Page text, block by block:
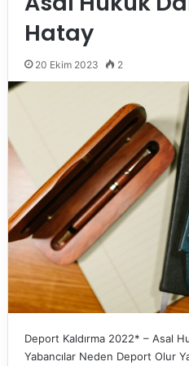
Hatay
20 Ekim 2023 2
Deport Kaldırma 2022* – Asal
Yabancılar Neden Deport Olur